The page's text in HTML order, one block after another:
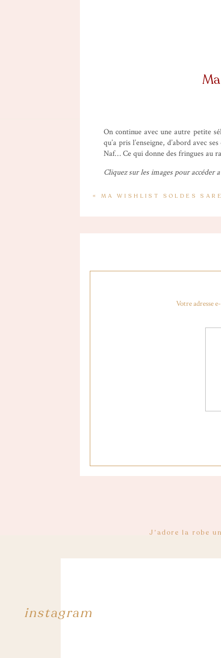
On continue avec une autre petite
qu’a pris l’enseigne, d’abord avec
Naf… Ce qui donne des fringues au
Cliquez sur les images pour accéder
Mon coup de coeur du lot, cette
Et au niveau des chaussures c’est
« MA WISHLIST SOLDES
Votre adresse
J’adore la robe
instagram